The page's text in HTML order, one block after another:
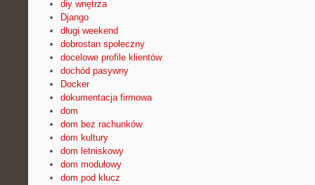
diy wnętrza
Django
długi weekend
dobrostan społeczny
docelowe profile klientów
dochód pasywny
Docker
dokumentacja firmowa
dom
dom bez rachunków
dom kultury
dom letniskowy
dom modułowy
dom pod klucz